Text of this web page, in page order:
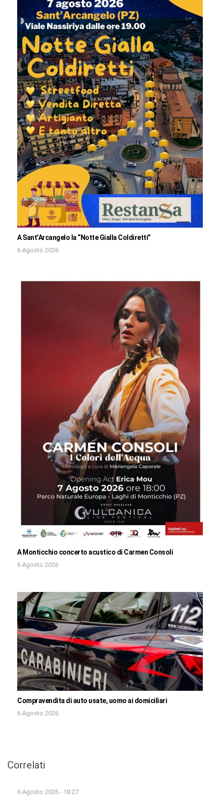
A Sant’Arcangelo la “Notte Gialla Coldiretti”
6 Agosto 2026
A Monticchio concerto acustico di Carmen Consoli
6 Agosto 2026
Compravendita di auto usate, uomo ai domiciliari
6 Agosto 2026
Correlati
6 Agosto 2026 - 18:27